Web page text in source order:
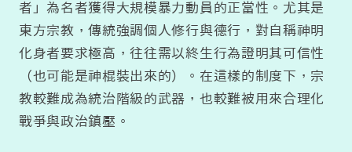
者」為名者獲得大規模暴力動員的正當性。尤其是
東方宗教，傳統強調個人修行與德行，對自稱神明
化身者要求極高，往往需以終生行為證明其可信性
（也可能是神棍裝出來的）。在這樣的制度下，宗
教較難成為統治階級的武器，也較難被用來合理化
戰爭與政治鎮壓。